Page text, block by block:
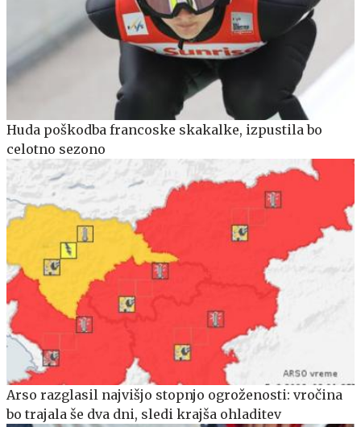
Huda poškodba francoske skakalke, izpustila bo
celotno sezono
Arso razglasil najvišjo stopnjo ogroženosti: vročina
bo trajala še dva dni, sledi krajša ohladitev